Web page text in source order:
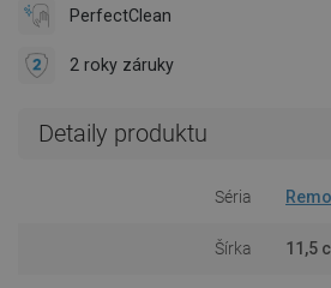
PerfectClean
2 roky záruky
Detaily produktu
Séria Remo
Šírka 11,5